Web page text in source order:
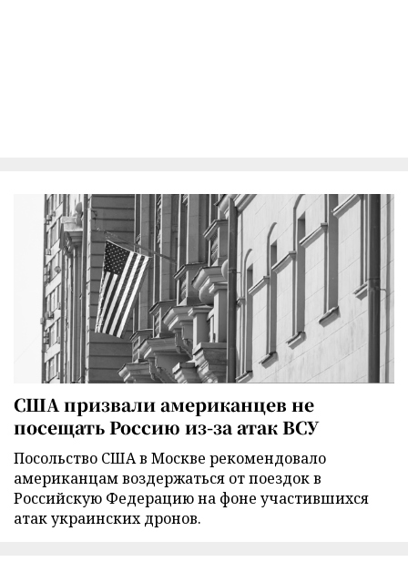
США призвали американцев не
посещать Россию из-за атак ВСУ
Посольство США в Москве рекомендовало
американцам воздержаться от поездок в
Российскую Федерацию на фоне участившихся
атак украинских дронов.